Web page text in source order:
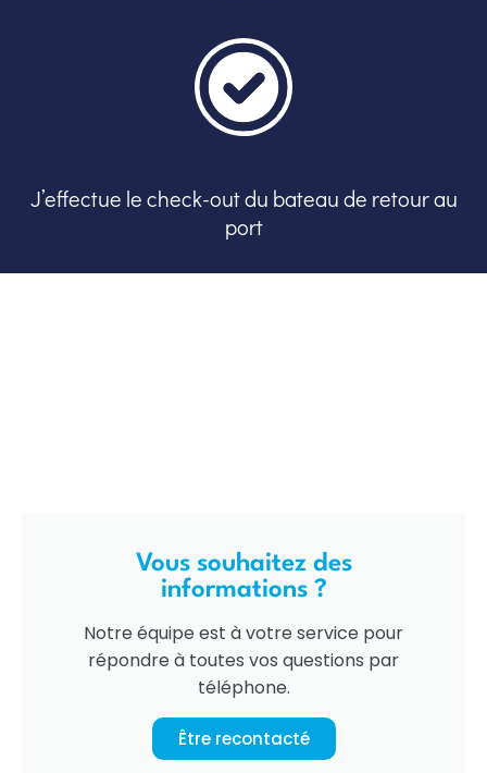
J’effectue le check-out du bateau de retour au
port
Vous souhaitez des
informations ?
Notre équipe est à votre service pour
répondre à toutes vos questions par
téléphone.
Être recontacté